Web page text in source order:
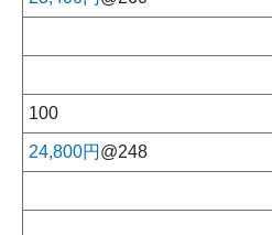
100
24,800円 @248